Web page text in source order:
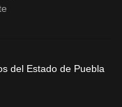
del Estado de Puebla